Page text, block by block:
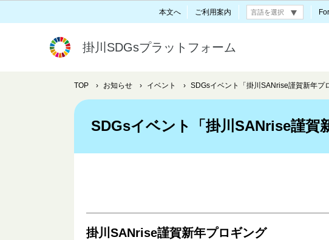
本文へ ご利用案内
掛川SDGsプラットフォーム
TOP › お知らせ › イベント › SDGsイベント「掛川SANrise謹賀新年プ
SDGsイベント「掛川SANrise謹賀
掛川SANrise謹賀新年プロギング